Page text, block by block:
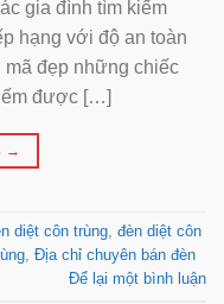
gia đình tìm kiếm
hạng với độ an toàn
mã đẹp những chiếc
được […]
→
diệt côn trùng, đèn diệt côn
, Địa chỉ chuyên bán đèn
Để lại một bình luận